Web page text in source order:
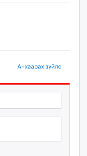
Анхаарах зүйлс